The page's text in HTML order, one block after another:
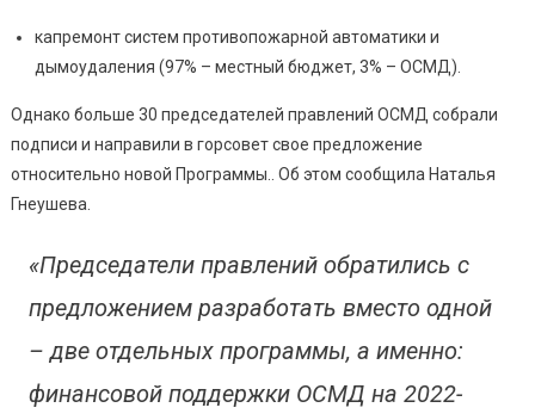
капремонт систем противопожарной автоматики и
дымоудаления (97% – местный бюджет, 3% – ОСМД).
Однако больше 30 председателей правлений ОСМД собрали
подписи и направили в горсовет свое предложение
относительно новой Программы.. Об этом сообщила Наталья
Гнеушева.
«Председатели правлений обратились с
предложением разработать вместо одной
– две отдельных программы, а именно:
финансовой поддержки ОСМД на 2022-